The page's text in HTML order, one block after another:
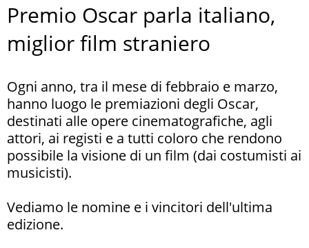
Premio Oscar parla italiano,
miglior film straniero
Ogni anno, tra il mese di febbraio e marzo,
hanno luogo le premiazioni degli Oscar,
destinati alle opere cinematografiche, agli
attori, ai registi e a tutti coloro che rendono
possibile la visione di un film (dai costumisti ai
musicisti).
Vediamo le nomine e i vincitori dell'ultima
edizione.